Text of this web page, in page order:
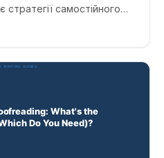
самостійного
та те, як